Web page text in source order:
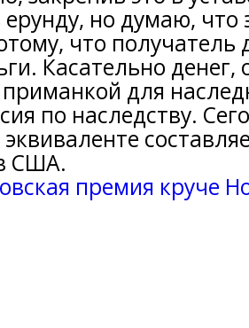
ерунду, но думаю,
что получатель
Касательно денег,
для
по наследству.
США.
премия круче